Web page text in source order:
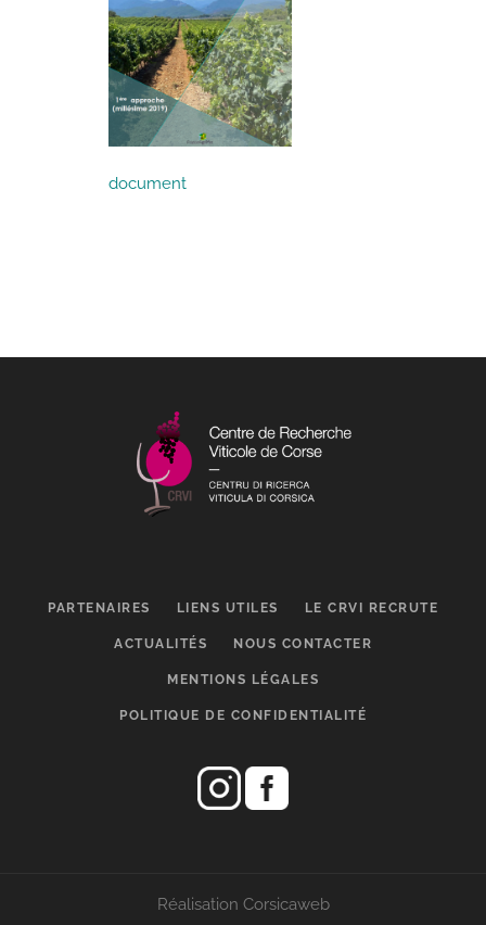
document
PARTENAIRES LIENS UTILES LE CRVI RECRUTE
ACTUALITÉS NOUS CONTACTER
MENTIONS LÉGALES
POLITIQUE DE CONFIDENTIALITÉ
Réalisation Corsicaweb